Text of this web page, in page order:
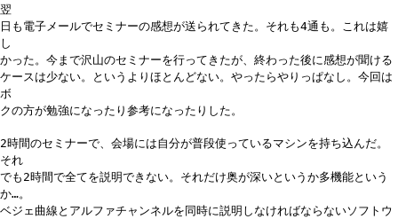
翌
日も電子メールでセミナーの感想が送られてきた。それも4通も。これは嬉
し
かった。今まで沢山のセミナーを行ってきたが、終わった後に感想が聞ける
ケースは少ない。というよりほとんどない。やったらやりっぱなし。今回は
ボ
クの方が勉強になったり参考になったりした。
2時間のセミナーで、会場には自分が普段使っているマシンを持ち込んだ。
それ
でも2時間で全てを説明できない。それだけ奥が深いというか多機能という
か…。
ベジェ曲線とアルファチャンネルを同時に説明しなければならないソフトウ